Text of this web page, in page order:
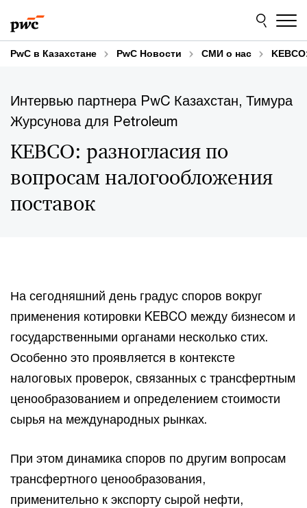
to
content
to
footer
PwC в Казахстане PwC Новости СМИ о нас
Интервью партнера PwC Казахстан, Тимура
Журсунова для Petroleum
KEBCO: разногласия по
вопросам налогообложения
поставок
На сегодняшний день градус споров вокруг
применения котировки KEBCO между бизнесом и
государственными органами несколько стих.
Особенно это проявляется в контексте
налоговых проверок, связанных с трансфертным
ценообразованием и определением стоимости
сырья на международных рынках.
При этом динамика споров по другим вопросам
трансфертного ценообразования,
применительно к экспорту сырой нефти,